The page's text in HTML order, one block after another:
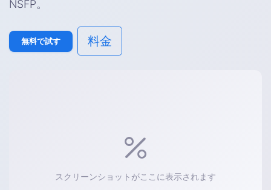
NSFP。
無料で試す 料金
スクリーンショットがここに表示されます